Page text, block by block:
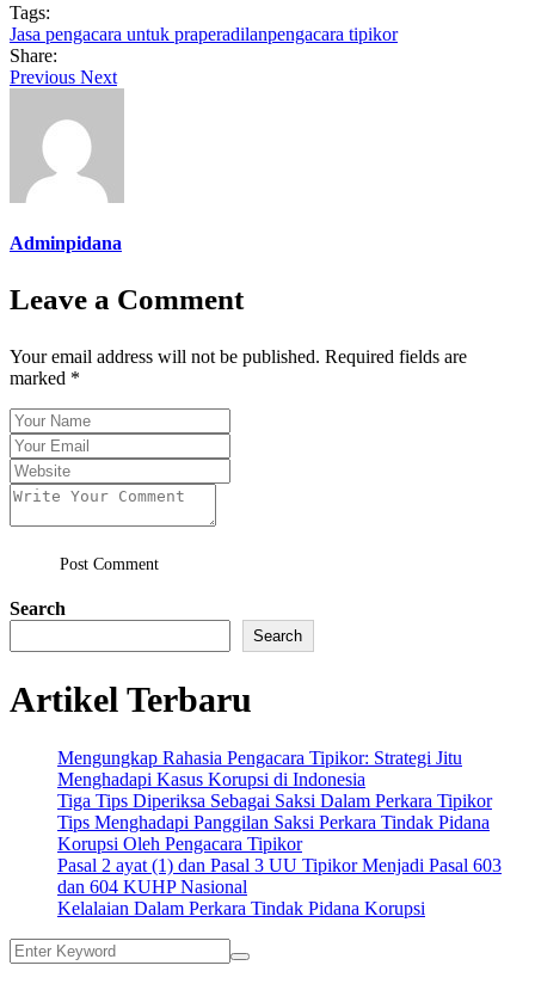
Tags:
Jasa pengacara untuk praperadilanpengacara tipikor
Share:
Previous Next
Adminpidana
Leave a Comment
Your email address will not be published. Required fields are
marked *
Post Comment
Search
Search
Artikel Terbaru
Mengungkap Rahasia Pengacara Tipikor: Strategi Jitu
Menghadapi Kasus Korupsi di Indonesia
Tiga Tips Diperiksa Sebagai Saksi Dalam Perkara Tipikor
Tips Menghadapi Panggilan Saksi Perkara Tindak Pidana
Korupsi Oleh Pengacara Tipikor
Pasal 2 ayat (1) dan Pasal 3 UU Tipikor Menjadi Pasal 603
dan 604 KUHP Nasional
Kelalaian Dalam Perkara Tindak Pidana Korupsi